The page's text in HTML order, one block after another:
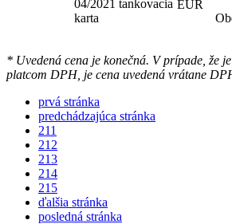
04/2021 tankovacia
karta
EUR
* Uvedená cena je konečná. V prípade, že
platcom DPH, je cena uvedená vrátane
prvá stránka
predchádzajúca stránka
211
212
213
214
215
ďalšia stránka
posledná stránka